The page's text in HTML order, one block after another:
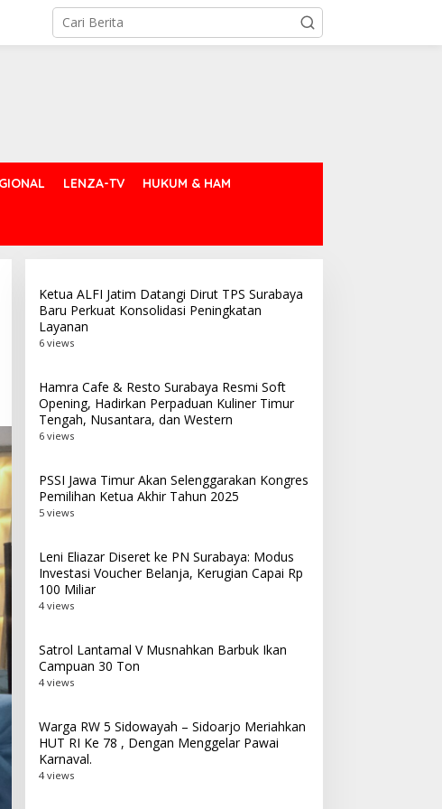
LENZA-TV HUKUM & HAM
Ketua ALFI Jatim Datangi Dirut TPS Surabaya
Baru Perkuat Konsolidasi Peningkatan
Layanan
6 views
Hamra Cafe & Resto Surabaya Resmi Soft
Opening, Hadirkan Perpaduan Kuliner Timur
Tengah, Nusantara, dan Western
6 views
PSSI Jawa Timur Akan Selenggarakan Kongres
Pemilihan Ketua Akhir Tahun 2025
5 views
Leni Eliazar Diseret ke PN Surabaya: Modus
Investasi Voucher Belanja, Kerugian Capai Rp
100 Miliar
4 views
Satrol Lantamal V Musnahkan Barbuk Ikan
Campuan 30 Ton
4 views
Warga RW 5 Sidowayah – Sidoarjo Meriahkan
HUT RI Ke 78 , Dengan Menggelar Pawai
Karnaval.
4 views